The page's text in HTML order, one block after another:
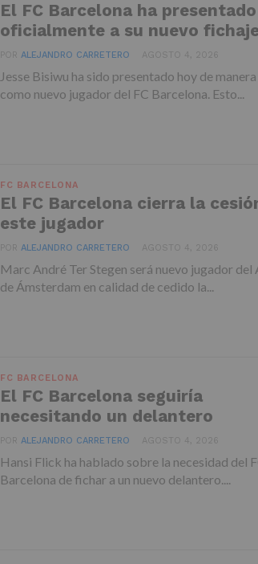
El FC Barcelona ha presentado
oficialmente a su nuevo
PORALEJANDRO CARRETERO AGOSTO 4, 2026
Jesse Bisiwu ha sido presentado hoy de
como nuevo jugador del FC Barcelona. Esto...
FC BARCELONA
El FC Barcelona cierra la
este jugador
PORALEJANDRO CARRETERO AGOSTO 4, 2026
Marc André Ter Stegen será nuevo jugador del
de Ámsterdam en calidad de cedido la...
FC BARCELONA
El FC Barcelona seguiría
necesitando un delantero
PORALEJANDRO CARRETERO AGOSTO 4, 2026
Hansi Flick ha hablado sobre la necesidad del
Barcelona de fichar a un nuevo delantero....